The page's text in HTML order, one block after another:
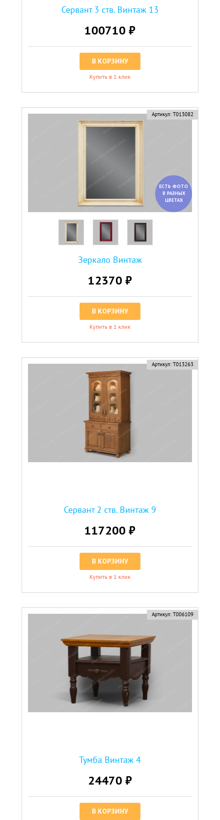
Сервант 3 ств. Винтаж 13
100710 ₽
В КОРЗИНУ
Купить в 1 клик
Артикул: Т013082
ЕСТЬ ФОТО
В РАЗНЫХ
ЦВЕТАХ
Зеркало Винтаж
12370 ₽
В КОРЗИНУ
Купить в 1 клик
Артикул: Т013263
Сервант 2 ств. Винтаж 9
117200 ₽
В КОРЗИНУ
Купить в 1 клик
Артикул: Т006109
Тумба Винтаж 4
24470 ₽
В КОРЗИНУ